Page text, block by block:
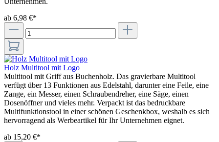
ab 6,98 €*
Holz Multitool mit Logo
Multitool mit Griff aus Buchenholz. Das gravierbare Multitool
verfügt über 13 Funktionen aus Edelstahl, darunter eine Feile, eine
Zange, ein Messer, einen Schraubendreher, eine Säge, einen
Dosenöffner und vieles mehr. Verpackt ist das bedruckbare
Multifunktionstool in einer schönen Geschenkbox, weshalb es sich
hervorragend als Werbeartikel für Ihr Unternehmen eignet.
ab 15,20 €*